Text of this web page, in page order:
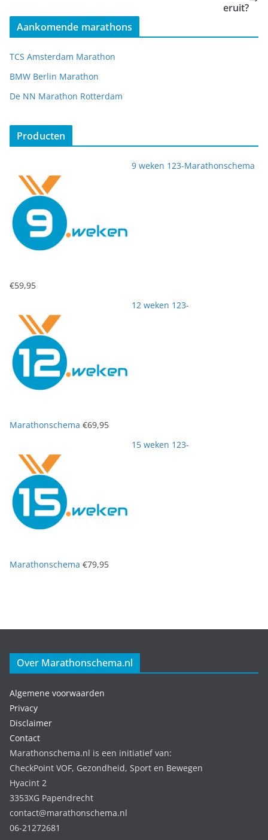
eruit?
Aankomende marathons
TCS Amsterdam Marathon
BMW Berlin Marathon
De NN Marathon Rotterdam
Producten
9 weken 123-Marathonschema
€59,95
12 weken 123-
Marathonschema €69,95
15 weken 123-
Marathonschema €79,95
Over Marathonschema.nl
Algemene voorwaarden
Privacy
Disclaimer
Contact
Marathonschema.nl is een initiatief van:
CheckPoint VOF, Gezondheid, Sport en Bewegen
Hyacint 2
3353XG Papendrecht
contact@marathonschema.nl
06-21272681